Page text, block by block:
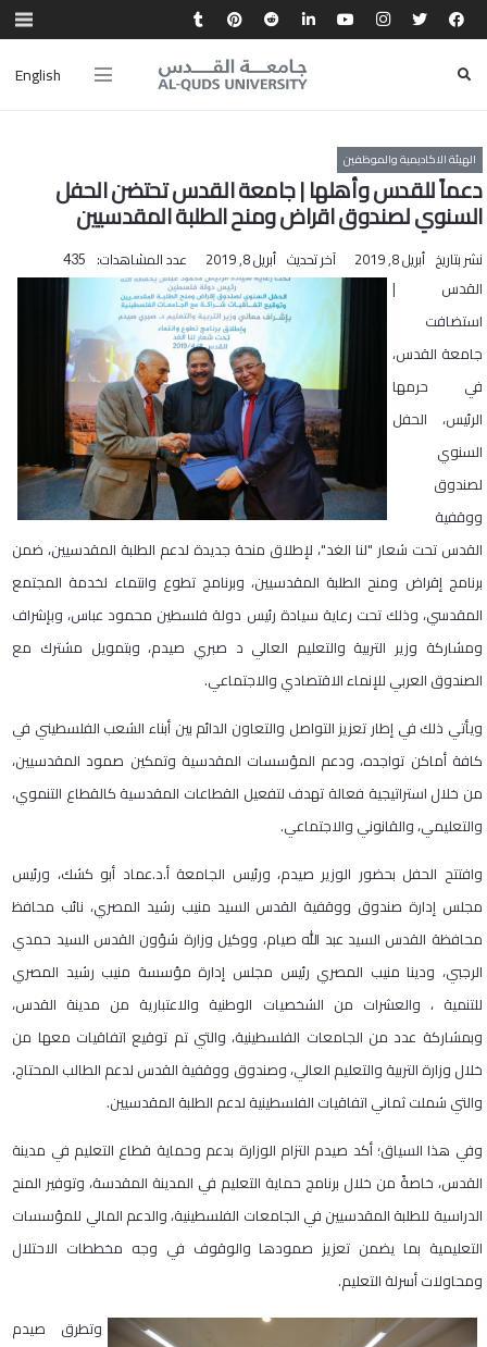
English
الهيئة الاكاديمية والموظفين
دعماً للقدس وأهلها | جامعة القدس تحتضن الحفل
السنوي لصندوق اقراض ومنح الطلبة المقدسيين
نشر بتاريخ أبريل 8, 2019 آخر تحديث أبريل 8, 2019 عدد المشاهدات: 435
القدس |
استضافت
جامعة القدس،
في حرمها
الرئيس، الحفل
السنوي
لصندوق
ووقفية
القدس تحت شعار "لنا الغد"، لإطلاق منحة جديدة لدعم الطلبة المقدسيين، ضمن
برنامج إقراض ومنح الطلبة المقدسيين، وبرنامج تطوع وانتماء لخدمة المجتمع
المقدسي، وذلك تحت رعاية سيادة رئيس دولة فلسطين محمود عباس، وبإشراف
ومشاركة وزير التربية والتعليم العالي د صبري صيدم، وبتمويل مشترك مع
الصندوق العربي للإنماء الاقتصادي والاجتماعي.
ويأتي ذلك في إطار تعزيز التواصل والتعاون الدائم بين أبناء الشعب الفلسطيني في
كافة أماكن تواجده، ودعم المؤسسات المقدسية وتمكين صمود المقدسيين،
من خلال استراتيجية فعالة تهدف لتفعيل القطاعات المقدسية كالقطاع التنموي،
والتعليمي، والقانوني والاجتماعي.
وافتتح الحفل بحضور الوزير صيدم، ورئيس الجامعة أ.د.عماد أبو كشك، ورئيس
مجلس إدارة صندوق ووقفية القدس السيد منيب رشيد المصري، نائب محافظ
محافظة القدس السيد عبد الله صيام، ووكيل وزارة شؤون القدس السيد حمدي
الرجبي، ودينا منيب المصري رئيس مجلس إدارة مؤسسة منيب رشيد المصري
للتنمية ، والعشرات من الشخصيات الوطنية والاعتبارية من مدينة القدس،
وبمشاركة عدد من الجامعات الفلسطينية، والتي تم توقيع اتفاقيات معها من
خلال وزارة التربية والتعليم العالي، وصندوق ووقفية القدس لدعم الطالب المحتاج،
والتي شملت ثماني اتفاقيات الفلسطينية لدعم الطلبة المقدسيين.
وفي هذا السياق؛ أكد صيدم التزام الوزارة بدعم وحماية قطاع التعليم في مدينة
القدس، خاصةً من خلال برنامج حماية التعليم في المدينة المقدسة، وتوفير المنح
الدراسية للطلبة المقدسيين في الجامعات الفلسطينية، والدعم المالي للمؤسسات
التعليمية بما يضمن تعزيز صمودها والوقوف في وجه مخططات الاحتلال
ومحاولات أسرلة التعليم.
وتطرق صيدم